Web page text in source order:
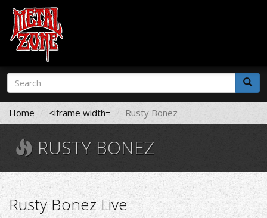
Skip
main
content
Search
form
Search
Home <iframe width= Rusty Bonez
RUSTY BONEZ
Rusty Bonez Live